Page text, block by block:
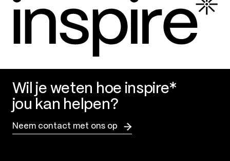
Wil je weten hoe inspire*
jou kan helpen?
Neem contact met ons op